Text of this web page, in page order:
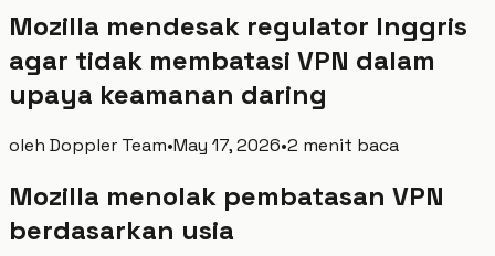
Mozilla mendesak regulator Inggris
agar tidak membatasi VPN dalam
upaya keamanan daring
oleh Doppler Team•May 17, 2026•2 menit baca
Mozilla menolak pembatasan VPN
berdasarkan usia